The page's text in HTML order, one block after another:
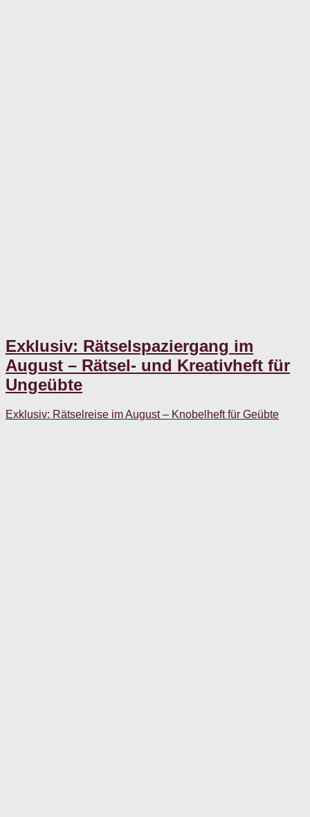
Exklusiv: Rätselspaziergang im
August – Rätsel- und Kreativheft für
Ungeübte
Exklusiv: Rätselreise im August – Knobelheft für Geübte